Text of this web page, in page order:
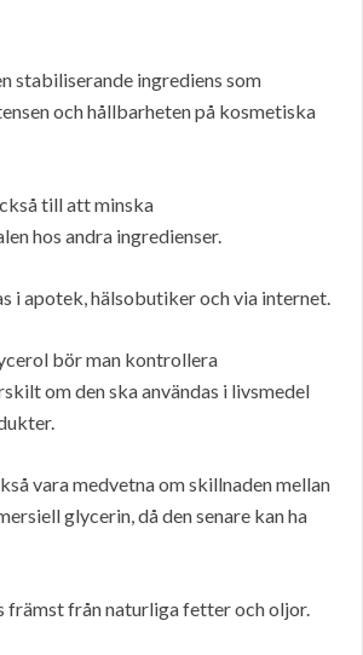
stabiliserande ingrediens som
och hållbarheten på kosmetiska
till att minska
hos andra ingredienser.
i apotek, hälsobutiker och via internet.
bör man kontrollera
om den ska användas i livsmedel
vara medvetna om skillnaden mellan
glycerin, då den senare kan ha
främst från naturliga fetter och oljor.